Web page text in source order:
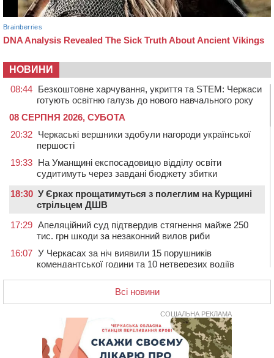
НОВИНИ
08:44 Безкоштовне харчування, укриття та STEM: Черкаси
готують освітню галузь до нового навчального року
08 СЕРПНЯ 2026, СУБОТА
20:32 Черкаські вершники здобули нагороди української
першості
19:33 На Уманщині експосадовицю відділу освіти
судитимуть через завдані бюджету збитки
18:30 У Єрках прощатимуться з полеглим на Курщині
стрільцем ДШВ
17:29 Апеляційний суд підтвердив стягнення майже 250
тис. грн шкоди за незаконний вилов риби
16:07 У Черкасах за ніч виявили 15 порушників
комендантської години та 10 нетверезих водіїв
15:12 На Золотоніщині водійка збила пішохода, який
На Черкащині прокуратура через суд вимагає взяти
під охорону 188-річну церкву
У Смілі біля магазину під колесами вантажівки
загинула жінка
Всі новини
СОЦІАЛЬНА РЕКЛАМА